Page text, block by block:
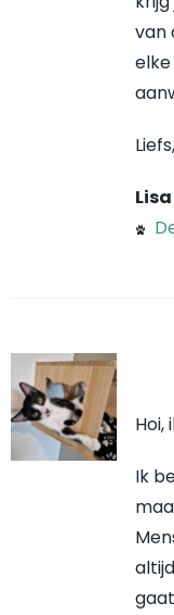
van
Liefs,
Lisa
Hoi,
Ik